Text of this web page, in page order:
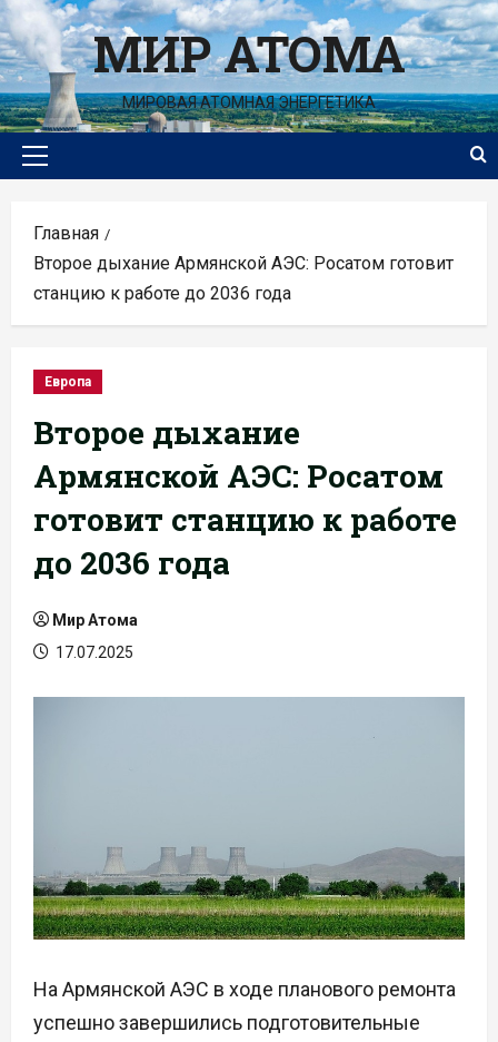
Перейти
к
содержимомуМИР АТОМА
МИРОВАЯ АТОМНАЯ ЭНЕРГЕТИКА
Основное
Главная
Второе дыхание Армянской АЭС: Росатом готовит
станцию к работе до 2036 года
Европа
Второе дыхание
Армянской АЭС: Росатом
готовит станцию к работе
до 2036 года
Мир Атома
17.07.2025
На Армянской АЭС в ходе планового ремонта
успешно завершились подготовительные